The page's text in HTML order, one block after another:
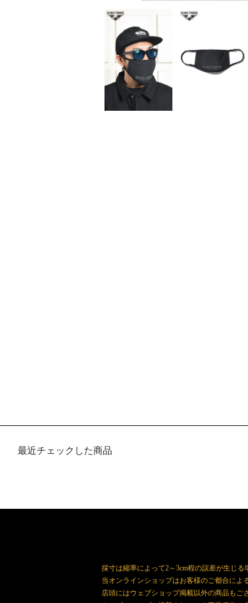
最近チェックした商品
採寸は縮率によって2～3cm程の誤差が生じる
当オンラインショップはお客様のご都合によ
店頭にはウェブショップ掲載以外の商品もご